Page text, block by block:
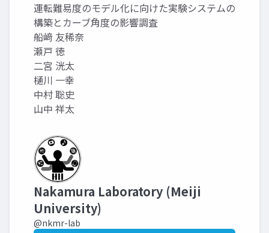
運転難易度のモデル化に向けた実験システムの
構築とカーブ角度の影響調査
船﨑 友稀奈
瀬戸 徳
二宮 洸太
樋川 一幸
中村 聡史
山中 祥太
Nakamura Laboratory (Meiji
University)
@nkmr-lab